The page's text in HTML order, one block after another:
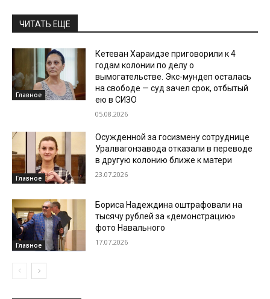
ЧИТАТЬ ЕЩЕ
Главное
Кетеван Хараидзе приговорили к 4
годам колонии по делу о
вымогательстве. Экс-мундеп осталась
на свободе — суд зачел срок, отбытый
ею в СИЗО
05.08.2026
Главное
Осужденной за госизмену сотруднице
Уралвагонзавода отказали в переводе
в другую колонию ближе к матери
23.07.2026
Главное
Бориса Надеждина оштрафовали на
тысячу рублей за «демонстрацию»
фото Навального
17.07.2026